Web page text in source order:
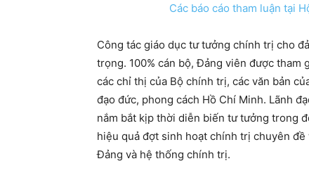
Các báo cáo tham luận tại
Công tác giáo dục tư tưởng chính trị cho
trọng. 100% cán bộ, Đảng viên được
các chỉ thị của Bộ chính trị, các văn bản
đạo đức, phong cách Hồ Chí Minh. Lãnh
nắm bắt kịp thời diễn biến tư tưởng trong
hiệu quả đợt sinh hoạt chính trị chuyên
Đảng và hệ thống chính trị.